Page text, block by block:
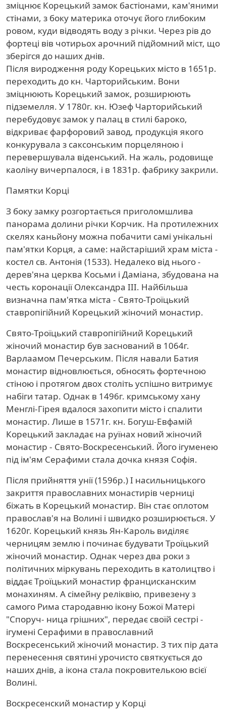
зміцнює Корецький замок бастіонами, кам'яними
стінами, з боку материка оточує його глибоким
ровом, куди відводять воду з річки. Через рів до
фортеці вів чотирьох арочний підйомний міст, що
зберігся до наших днів.
Після виродження роду Корецьких місто в 1651р.
переходить до кн. Чарторийським. Вони
зміцнюють Корецький замок, розширюють
підземелля. У 1780г. кн. Юзеф Чарторийський
перебудовує замок у палац в стилі бароко,
відкриває фарфоровий завод, продукція якого
конкурувала з саксонським порцеляною і
перевершувала віденський. На жаль, родовище
каоліну вичерпалося, і в 1831р. фабрику закрили.
Памятки Корці
З боку замку розгортається приголомшлива
панорама долини річки Корчик. На протилежних
скелях каньйону можна побачити самі унікальні
пам'ятки Корця, а саме: найстаріший храм міста -
костел св. Антонія (1533). Недалеко від нього -
дерев'яна церква Косьми і Даміана, збудована на
честь коронації Олександра III. Найбільша
визначна пам'ятка міста - Свято-Троїцький
ставропігійний Корецький жіночий монастир.
Свято-Троїцький ставропігійний Корецький
жіночий монастир був заснований в 1064г.
Варлаамом Печерським. Після навали Батия
монастир відновлюється, обносять фортечною
стіною і протягом двох століть успішно витримує
набіги татар. Однак в 1496г. кримському хану
Менглі-Гірея вдалося захопити місто і спалити
монастир. Лише в 1571г. кн. Богуш-Евфамій
Корецький закладає на руїнах новий жіночий
монастир - Свято-Воскресенський. Його ігуменею
під ім'ям Серафими стала дочка князя Софія.
Після прийняття унії (1596р.) І насильницького
закриття православних монастирів черниці
біжать в Корецький монастир. Він стає оплотом
православ'я на Волині і швидко розширюється. У
1620г. Корецький князь Ян-Кароль виділяє
черницям землю і починає будувати Троїцький
жіночий монастир. Однак через два роки з
політичних міркувань переходить в католицтво і
віддає Троїцький монастир францисканским
монахиням. А сімейну реліквію, привезену з
самого Рима стародавню ікону Божої Матері
"Споруч- ница грішних", передає своїй сестрі -
ігумені Серафими в православний
Воскресенський жіночий монастир. З тих пір дата
перенесення святині урочисто святкується до
наших днів, а ікона стала покровителькою всієї
Волині.
Воскресенский монастир у Корці